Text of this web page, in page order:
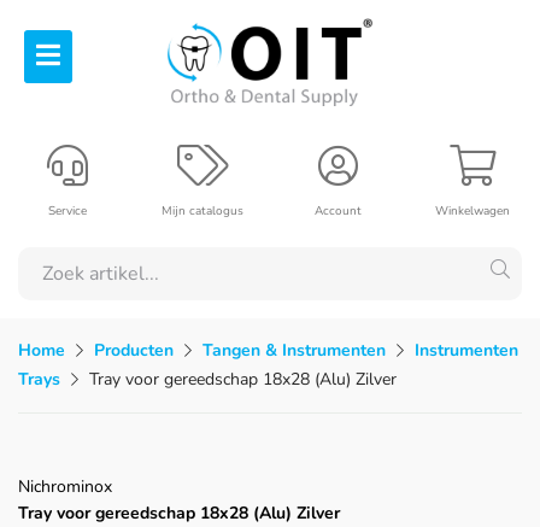
Winkelwagen
Account
Mijn catalogus
Service
Home Producten Tangen & Instrumenten
Instrumenten
Trays
Tray voor gereedschap 18x28 (Alu) Zilver
Nichrominox
Tray voor gereedschap 18x28 (Alu) Zilver